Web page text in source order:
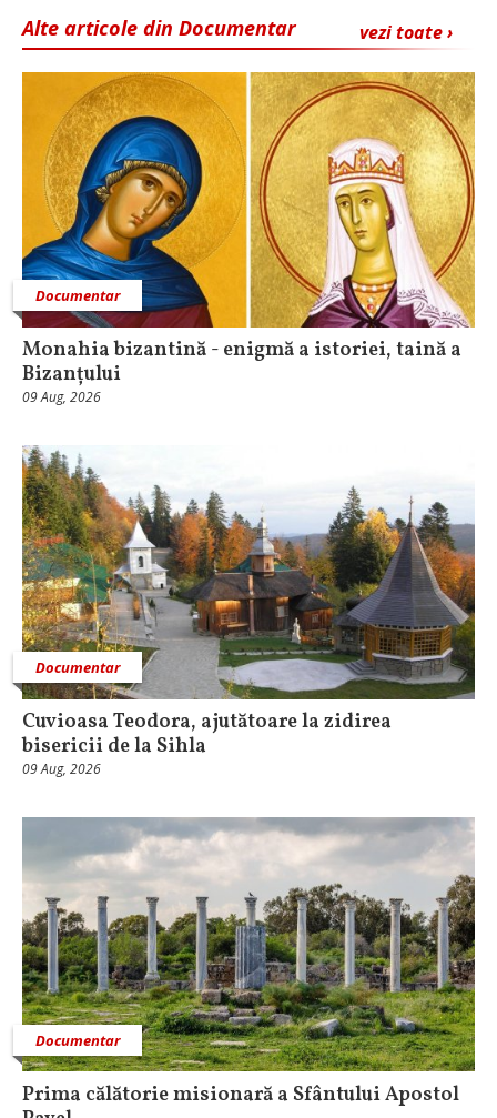
vezi toate ›
Alte articole din Documentar
Documentar
Monahia bizantină - enigmă a istoriei, taină a
Bizanțului
09 Aug, 2026
Documentar
Cuvioasa Teodora, ajutătoare la zidirea
bisericii de la Sihla
09 Aug, 2026
Documentar
Prima călătorie misionară a Sfântului Apostol